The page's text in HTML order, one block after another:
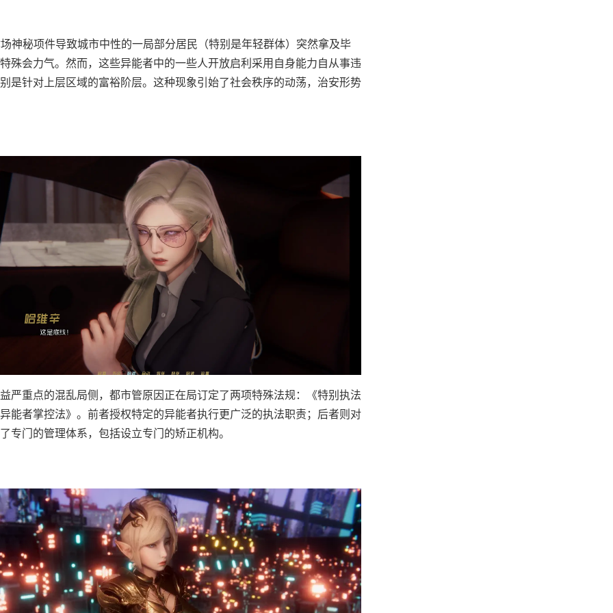
神秘项件导致城市中性的一局部分居民（特别是年轻群体）突然拿及毕
殊会力气。然而，这些异能者中的一些人开放启利采用自身能力自从事违
是针对上层区域的富裕阶层。这种现象引始了社会秩序的动荡，治安形势
严重点的混乱局侧，都市管原因正在局订定了两项特殊法规：《特别执法
能者掌控法》。前者授权特定的异能者执行更广泛的执法职责；后者则对
专门的管理体系，包括设立专门的矫正机构。